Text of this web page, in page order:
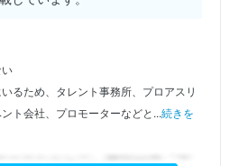
るため、タレント事務所、プロアスリ
ト会社、プロモーターなどと...続きを